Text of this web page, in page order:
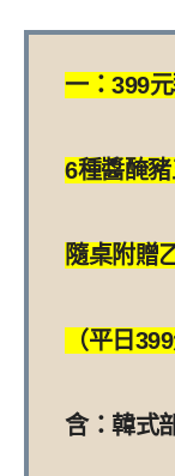
一：399
6種醬醃
隨桌附贈
（平日
含：韓式